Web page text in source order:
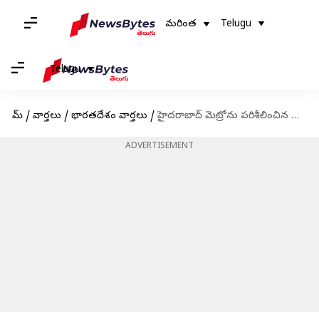
మరింత Telugu
Telugu
హోమ్ / వార్తలు / భారతదేశం వార్తలు / హైదరాబాద్ మెట్రోను పరిశీలించిన పార్లమెంట్ స్టాండింగ్ కమిటీ
ADVERTISEMENT